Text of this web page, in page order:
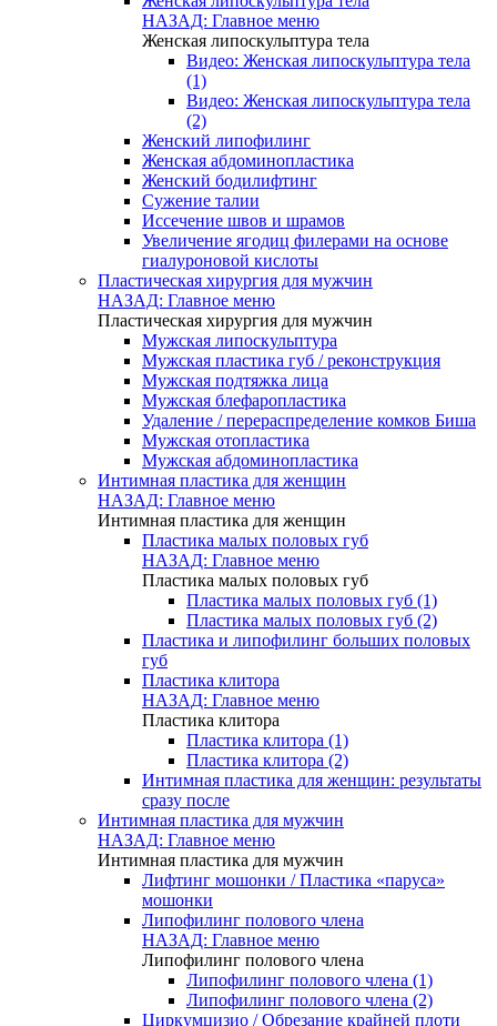
НАЗАД: Главное меню
Женская липоскульптура тела
Видео: Женская липоскульптура тела
(1)
Видео: Женская липоскульптура тела
(2)
Женский липофилинг
Женская абдоминопластика
Женский бодилифтинг
Сужение талии
Иссечение швов и шрамов
Увеличение ягодиц филерами на основе
гиалуроновой кислоты
Пластическая хирургия для мужчин
НАЗАД: Главное меню
Пластическая хирургия для мужчин
Мужская липоскульптура
Мужская пластика губ / реконструкция
Мужская подтяжка лица
Мужская блефаропластика
Удаление / перераспределение комков Биша
Мужская отопластика
Мужская абдоминопластика
Интимная пластика для женщин
НАЗАД: Главное меню
Интимная пластика для женщин
Пластика малых половых губ
НАЗАД: Главное меню
Пластика малых половых губ
Пластика малых половых губ (1)
Пластика малых половых губ (2)
Пластика и липофилинг больших половых
губ
Пластика клитора
НАЗАД: Главное меню
Пластика клитора
Пластика клитора (1)
Пластика клитора (2)
Интимная пластика для женщин: результаты
сразу после
Интимная пластика для мужчин
НАЗАД: Главное меню
Интимная пластика для мужчин
Лифтинг мошонки / Пластика «паруса»
мошонки
Липофилинг полового члена
НАЗАД: Главное меню
Липофилинг полового члена
Липофилинг полового члена (1)
Липофилинг полового члена (2)
Циркумцизио / Обрезание крайней плоти